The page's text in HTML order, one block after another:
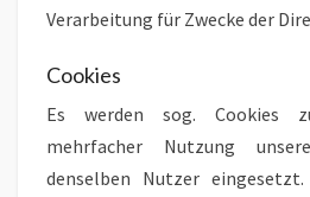
Verarbeitung für Zwecke der
Cookies
Es werden sog. Cookies
mehrfacher Nutzung
denselben Nutzer